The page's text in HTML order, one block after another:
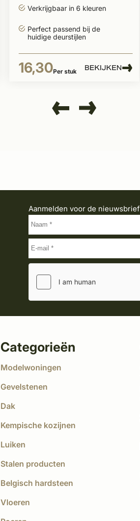
Verkrijgbaar in 6 kleuren
Perfect passend bij de
huidige deurstijlen
16,30Per stuk BEKIJKEN
Aanmelden voor de nieuwsbrief
Categorieën
Modelwoningen
Gevelstenen
Dak
Kempische kozijnen
Luiken
Stalen producten
Belgisch hardsteen
Vloeren